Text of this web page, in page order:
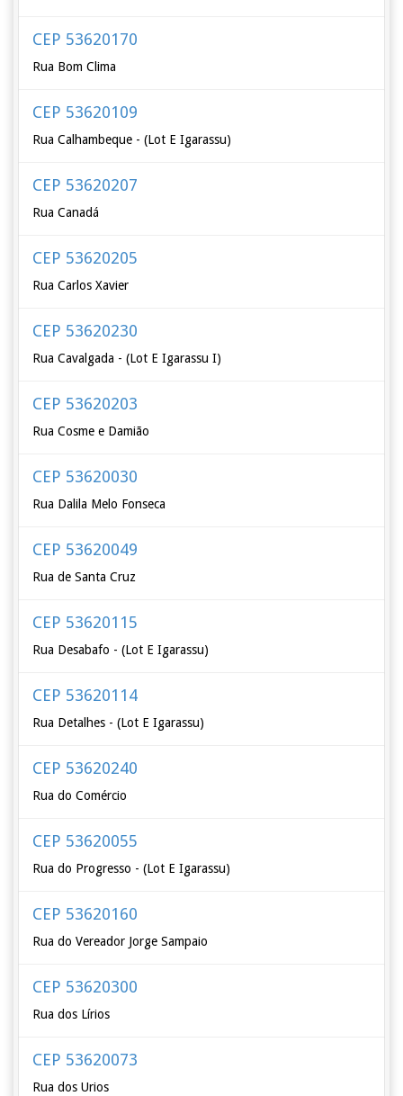
CEP 53620170
Rua Bom Clima
CEP 53620109
Rua Calhambeque - (Lot E Igarassu)
CEP 53620207
Rua Canadá
CEP 53620205
Rua Carlos Xavier
CEP 53620230
Rua Cavalgada - (Lot E Igarassu I)
CEP 53620203
Rua Cosme e Damião
CEP 53620030
Rua Dalila Melo Fonseca
CEP 53620049
Rua de Santa Cruz
CEP 53620115
Rua Desabafo - (Lot E Igarassu)
CEP 53620114
Rua Detalhes - (Lot E Igarassu)
CEP 53620240
Rua do Comércio
CEP 53620055
Rua do Progresso - (Lot E Igarassu)
CEP 53620160
Rua do Vereador Jorge Sampaio
CEP 53620300
Rua dos Lírios
CEP 53620073
Rua dos Urios